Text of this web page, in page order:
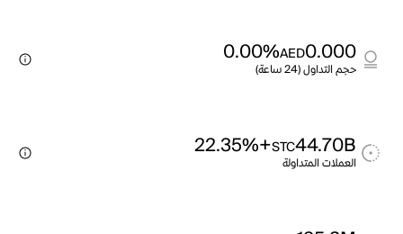
0.000
AED
0.00%
حجم التداول (24 ساعة)
44.70B
STC
+22.35%
العملات المتداولة